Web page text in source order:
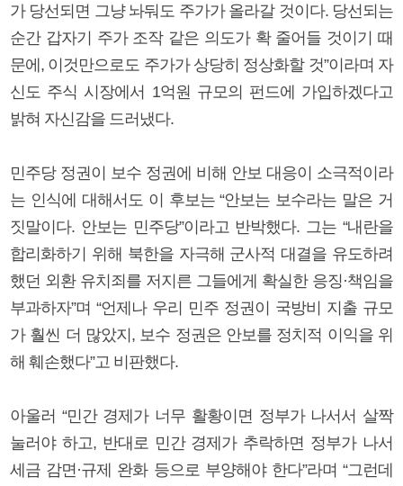
가 당선되면 그냥 놔둬도 주가가 올라갈 것이다. 당선되는
순간 갑자기 주가 조작 같은 의도가 확 줄어들 것이기 때
문에, 이것만으로도 주가가 상당히 정상화할 것”이라며 자
신도 주식 시장에서 1억원 규모의 펀드에 가입하겠다고
밝혀 자신감을 드러냈다.
민주당 정권이 보수 정권에 비해 안보 대응이 소극적이라
는 인식에 대해서도 이 후보는 “안보는 보수라는 말은 거
짓말이다. 안보는 민주당”이라고 반박했다. 그는 “내란을
합리화하기 위해 북한을 자극해 군사적 대결을 유도하려
했던 외환 유치죄를 저지른 그들에게 확실한 응징·책임을
부과하자”며 “언제나 우리 민주 정권이 국방비 지출 규모
가 훨씬 더 많았지, 보수 정권은 안보를 정치적 이익을 위
해 훼손했다”고 비판했다.
아울러 “민간 경제가 너무 활황이면 정부가 나서서 살짝
눌러야 하고, 반대로 민간 경제가 추락하면 정부가 나서
세금 감면·규제 완화 등으로 부양해야 한다”라며 “그런데